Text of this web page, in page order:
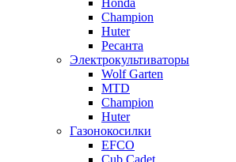
Honda
Champion
Huter
Ресанта
Электрокультиваторы
Wolf Garten
MTD
Champion
Huter
Газонокосилки
EFCO
Cub Cadet